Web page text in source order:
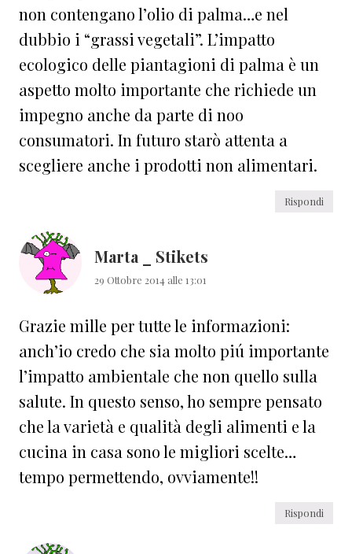
non contengano l’olio di palma…e nel
dubbio i “grassi vegetali”. L’impatto
ecologico delle piantagioni di palma è un
aspetto molto importante che richiede un
impegno anche da parte di noo
consumatori. In futuro starò attenta a
scegliere anche i prodotti non alimentari.
Rispondi
Marta _ Stikets
29 Ottobre 2014 alle 13:01
Grazie mille per tutte le informazioni:
anch’io credo che sia molto piú importante
l’impatto ambientale che non quello sulla
salute. In questo senso, ho sempre pensato
che la varietà e qualità degli alimenti e la
cucina in casa sono le migliori scelte…
tempo permettendo, ovviamente!!
Rispondi